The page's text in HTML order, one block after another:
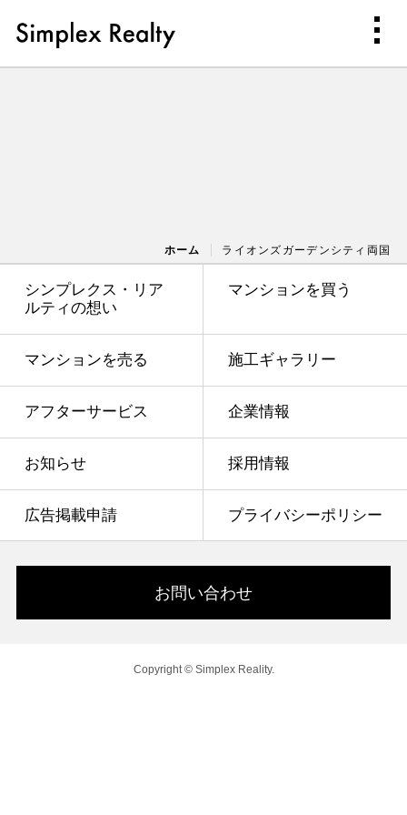
ホーム ライオンズガーデンシティ両国
シンプレクス・リア
ルティの想い
マンションを買う
マンションを売る 施工ギャラリー
アフターサービス 企業情報
お知らせ 採用情報
広告掲載申請 プライバシーポリシー
お問い合わせ
Copyright © Simplex Reality.